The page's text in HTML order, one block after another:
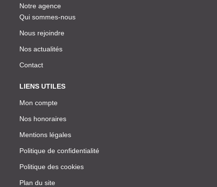
Notre agence
Qui sommes-nous
Nous rejoindre
Nos actualités
Contact
LIENS UTILES
Mon compte
Nos honoraires
Mentions légales
Politique de confidentialité
Politique des cookies
Plan du site